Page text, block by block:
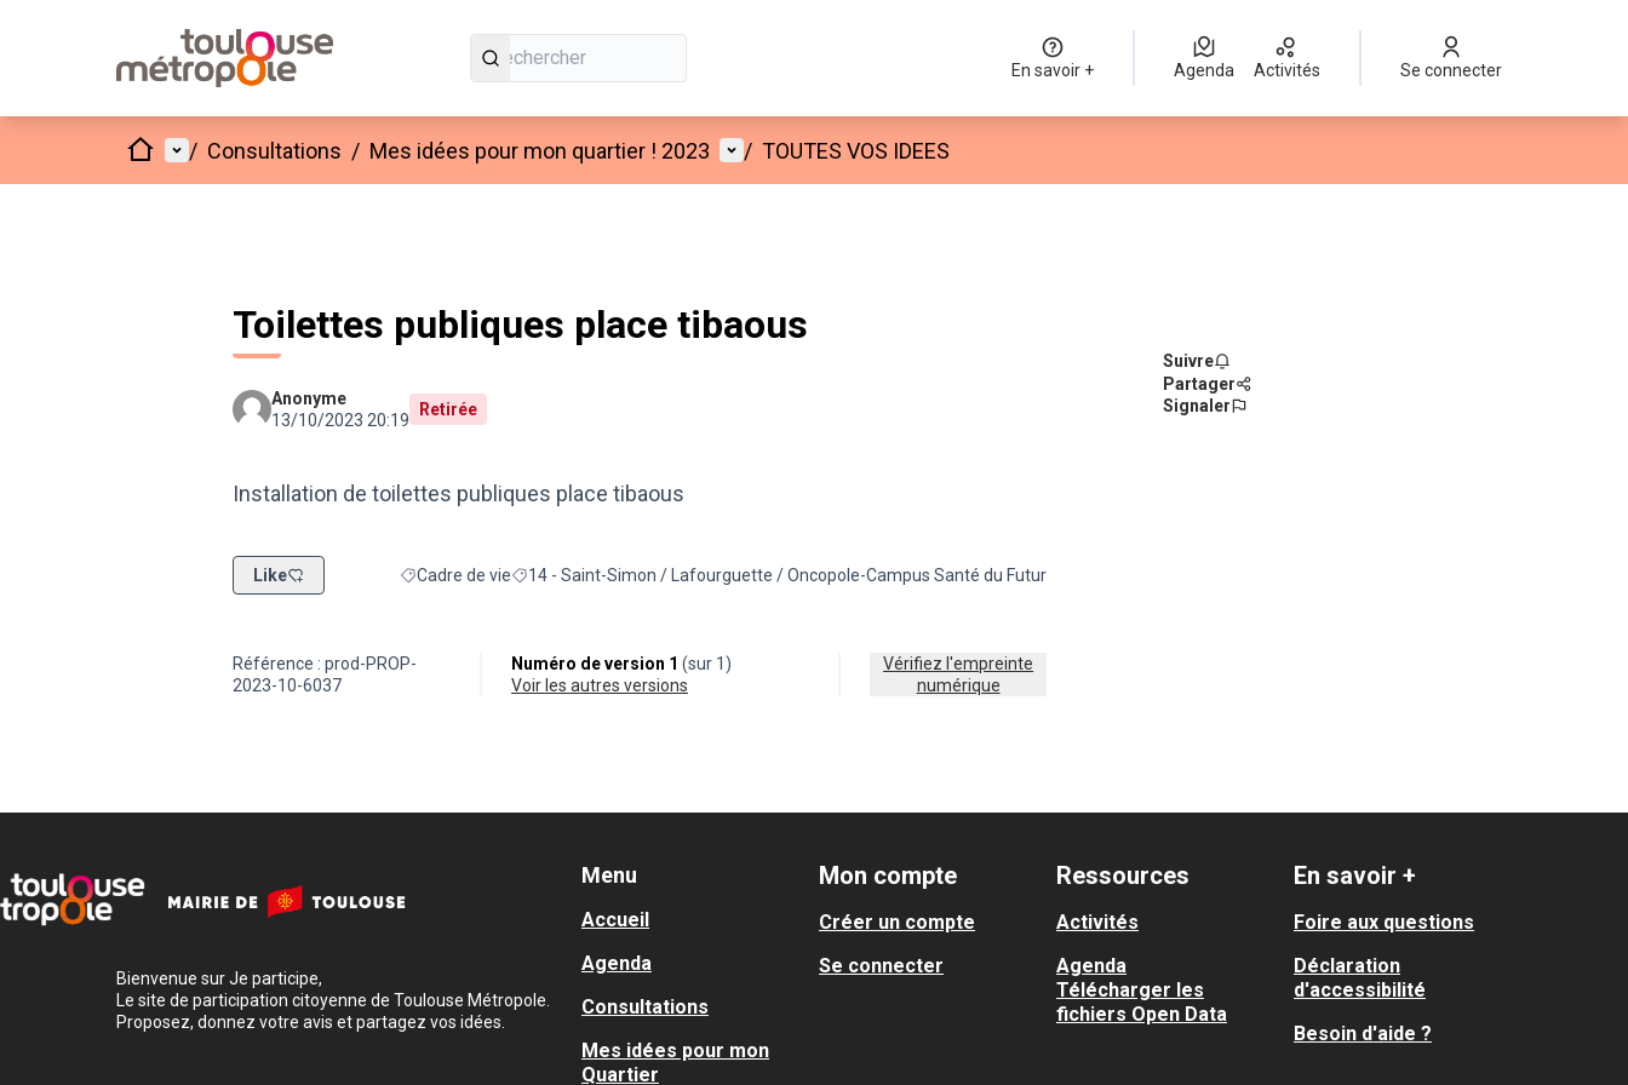
En savoir + Agenda Activités Se connecter
AccueilMenu principal
/ Consultations / Mes idées pour mon quartier ! 2023 Menu utilisateur
/ TOUTES VOS IDEES
Toilettes publiques place tibaous
Anonyme
13/10/2023 20:19
Retirée
Installation de toilettes publiques place tibaous
Like Filtrer les résultats de la catégorie : Cadre de vie
Cadre de vieFiltrer les résultats pour le secteur : 14 - Saint-Simon / Lafourguette / Oncopole-Campus Santé du Futur
14 - Saint-Simon / Lafourguette / Oncopole-Campus Santé du Futur
Suivre
Partager
Signaler
Référence : prod-PROP-
2023-10-6037
Numéro de version 1 (sur 1)
voir les autres versions
Vérifiez l'empreinte
numérique
Bienvenue sur Je participe,
Le site de participation citoyenne de Toulouse Métropole.
Proposez, donnez votre avis et partagez vos idées.
Menu
Accueil
Agenda
Consultations
Mes idées pour mon
Quartier
Mon compte
Créer un compte
Se connecter
Ressources
Activités
Agenda
Télécharger les
fichiers Open Data
En savoir +
Foire aux questions
Déclaration
d'accessibilité
Besoin d'aide ?